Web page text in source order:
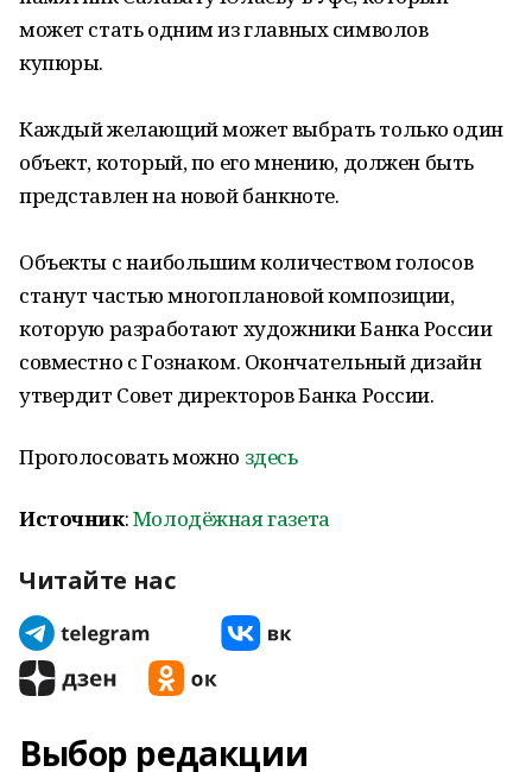
может стать одним из главных символов
купюры.
Каждый желающий может выбрать только один
объект, который, по его мнению, должен быть
представлен на новой банкноте.
Объекты с наибольшим количеством голосов
станут частью многоплановой композиции,
которую разработают художники Банка России
совместно с Гознаком. Окончательный дизайн
утвердит Совет директоров Банка России.
Проголосовать можно здесь
Источник:Молодёжная газета
Читайте нас
Выбор редакции